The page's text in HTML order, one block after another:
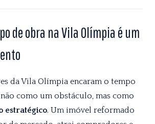
de obra na Vila Olímpia é um
da Vila Olímpia encaram o tempo
como um obstáculo, mas como
estratégico. Um imóvel reformado